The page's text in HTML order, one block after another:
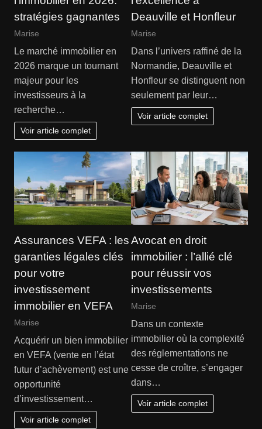
stratégies gagnantes
Marise
Le marché immobilier en
2026 marque un tournant
majeur pour les
investisseurs à la
recherche…
Voir article complet
Deauville et Honfleur
Marise
Dans l’univers raffiné de la
Normandie, Deauville et
Honfleur se distinguent non
seulement par leur…
Voir article complet
Assurances VEFA : les
garanties légales clés
pour votre
investissement
immobilier en VEFA
Marise
Acquérir un bien immobilier
en VEFA (vente en l’état
futur d’achèvement) est une
opportunité
d’investissement…
Voir article complet
Avocat en droit
immobilier : l’allié clé
pour réussir vos
investissements
Marise
Dans un contexte
immobilier où la complexité
des réglementations ne
cesse de croître, s’engager
dans…
Voir article complet